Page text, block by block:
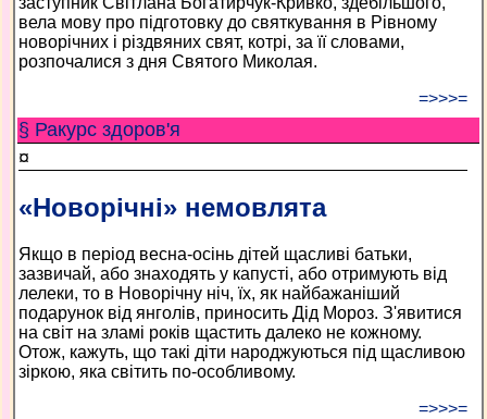
вела мову про підготовку до святкування в Рівному
новорічних і різдвяних свят, котрі, за її словами,
розпочалися з дня Святого Миколая.
=>>>=
§ Ракурс здоров'я
¤
«Новорічні» немовлята
Якщо в період весна-осінь дітей щасливі батьки,
зазвичай, або знаходять у капусті, або отримують від
лелеки, то в Новорічну ніч, їх, як найбажаніший
подарунок від янголів, приносить Дід Мороз. З'явитися
на світ на зламі років щастить далеко не кожному.
Отож, кажуть, що такі діти народжуються під щасливою
зіркою, яка світить по-особливому.
=>>>=